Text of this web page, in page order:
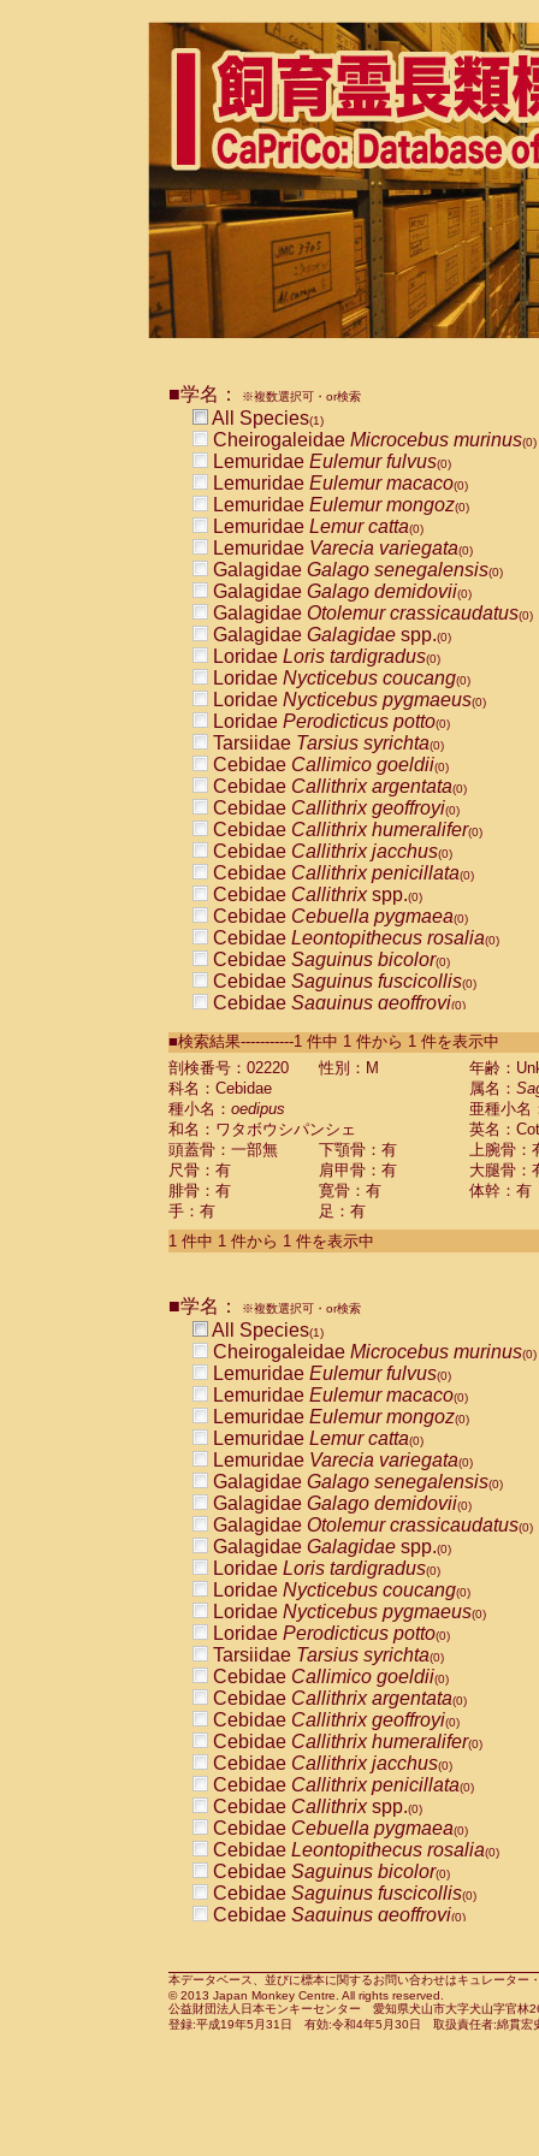
■学名： ※複数選択可・or検索
All Species(1)
Cheirogaleidae Microcebus murinus(0)
Lemuridae Eulemur fulvus(0)
Lemuridae Eulemur macaco(0)
Lemuridae Eulemur mongoz(0)
Lemuridae Lemur catta(0)
Lemuridae Varecia variegata(0)
Galagidae Galago senegalensis(0)
Galagidae Galago demidovii(0)
Galagidae Otolemur crassicaudatus(0)
Galagidae Galagidae spp.(0)
Loridae Loris tardigradus(0)
Loridae Nycticebus coucang(0)
Loridae Nycticebus pygmaeus(0)
Loridae Perodicticus potto(0)
Tarsiidae Tarsius syrichta(0)
Cebidae Callimico goeldii(0)
Cebidae Callithrix argentata(0)
Cebidae Callithrix geoffroyi(0)
Cebidae Callithrix humeralifer(0)
Cebidae Callithrix jacchus(0)
Cebidae Callithrix penicillata(0)
Cebidae Callithrixspp.(0)
Cebidae Cebuella pygmaea(0)
Cebidae Leontopithecus rosalia(0)
Cebidae Saguinus bicolor(0)
Cebidae Saguinus fuscicollis(0)
Cebidae Saguinus geoffroyi(0)
CebidaeSaguinus labiatus(0)
Cebidae Saguinus leucopus (0)
Cebidae
Cebidae
CebidaeSaguinus nigricollis (0)
Cebidae Saguinus oedipus
Cebidae Saguinus weddelli
Cebidae Saguinusspp.
Cebidae Aotus trivirgatus
Cebidae Cebus albifrons
CebidaeCebus nigrivittatus
CebidaeCebus
CebidaeSaimiri boliviensis(0)
CebidaeSaimiri sciureus(0)
AtelidaeAlouatta caraya(0)
AtelidaeAlouatta fusca(0)
AtelidaeAlouatta seniculus
AtelidaeAlouattaspp.(0)
AtelidaeAteles belzebuth(0)
AtelidaeAteles geoffroyi(0)
AtelidaeAteles paniscus(0)
AtelidaeAtelesspp.(0)
Atelidae Lagothrix lagothricha
AtelidaeLagothrix lagothricha cana
PitheciidaeCacajao calvus
PitheciidaeCallicebus cupreus
PitheciidaeCallicebus donacophilus
PitheciidaeCallicebus moloch
PitheciidaeCallicebus torquatus
PitheciidaeCallicebusspp.(0)
PitheciidaeChiropotes satanas(0)
PitheciidaePithecia monachus
PitheciidaePithecia pithecia(0)
CercopithecidaeCercocebus agilis
CercopithecidaeCercocebus
CercopithecidaeCercocebus
CercopithecidaeCercocebus
CercopithecidaeCercocebus
CercopithecidaeCercocebushybrid
CercopithecidaePapio anubis(0)
CercopithecidaePapio cynocephalus
CercopithecidaePapio hamadryas(0)
■検索結果-----------1 件中 1 件から 1 件を表示中
剖検番号：02220
性別：M
年齢：
科名：Cebidae
属名：
種小名： oedipus
亜種小名
和名：ワタボウシパンシェ
英名：
頭蓋骨：一部無
下顎骨：有
上腕骨：
尺骨：有
肩甲骨：有
大腿骨：
腓骨：有
寛骨：有
体幹：有
手：有
足：有
1 件中 1 件から 1 件を表示中
■学名： ※複数選択可・or検索
All Species(1)
Cheirogaleidae Microcebus murinus(0)
Lemuridae Eulemur fulvus(0)
Lemuridae Eulemur macaco(0)
Lemuridae Eulemur mongoz(0)
Lemuridae Lemur catta(0)
Lemuridae Varecia variegata(0)
Galagidae Galago senegalensis(0)
Galagidae Galago demidovii(0)
Galagidae Otolemur crassicaudatus(0)
Galagidae Galagidae spp.(0)
Loridae Loris tardigradus(0)
Loridae Nycticebus coucang(0)
Loridae Nycticebus pygmaeus(0)
Loridae Perodicticus potto(0)
Tarsiidae Tarsius syrichta(0)
Cebidae Callimico goeldii(0)
Cebidae Callithrix argentata(0)
Cebidae Callithrix geoffroyi(0)
Cebidae Callithrix humeralifer(0)
Cebidae Callithrix jacchus(0)
Cebidae Callithrix penicillata(0)
Cebidae Callithrixspp.(0)
Cebidae Cebuella pygmaea(0)
Cebidae Leontopithecus rosalia(0)
Cebidae Saguinus bicolor(0)
Cebidae Saguinus fuscicollis(0)
Cebidae Saguinus geoffroyi(0)
CebidaeSaguinus leucopus(0)
CebidaeSaguinus midas(0)
Cebidae Saguinus mystax(0)
本データベース、並びに標本に関するお問い合わせはキュレータ
© 2013 Japan Monkey Centre. All rights reserved.
公益財団法人日本モンキーセンター 愛知県犬山市大字犬山字官
登録:平成19年5月31日 有効:令和4年5月30日 取扱責任者:綿貫宏